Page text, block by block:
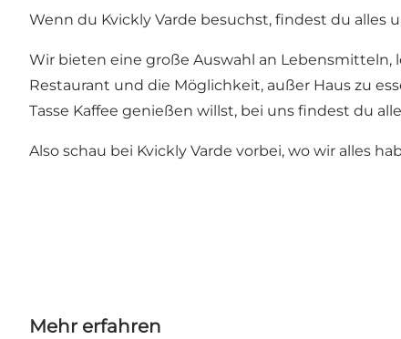
Wenn du Kvickly Varde besuchst, findest du alles
Wir bieten eine große Auswahl an Lebensmitteln,
Restaurant und die Möglichkeit, außer Haus zu
Tasse Kaffee genießen willst, bei uns findest du
Also schau bei Kvickly Varde vorbei, wo wir alles
Mehr erfahren